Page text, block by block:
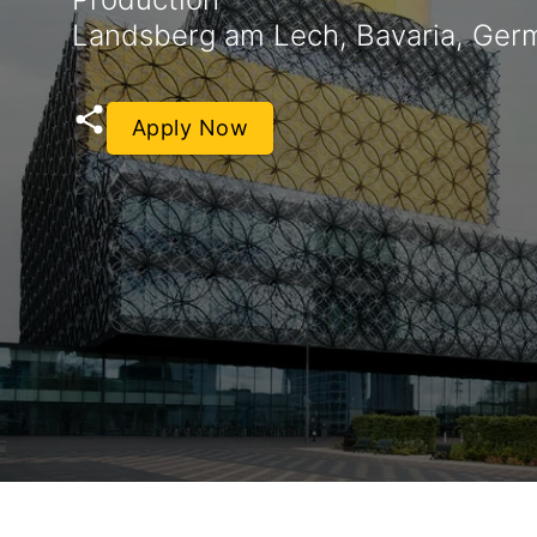
Landsberg am Lech, Bavaria,
Apply Now